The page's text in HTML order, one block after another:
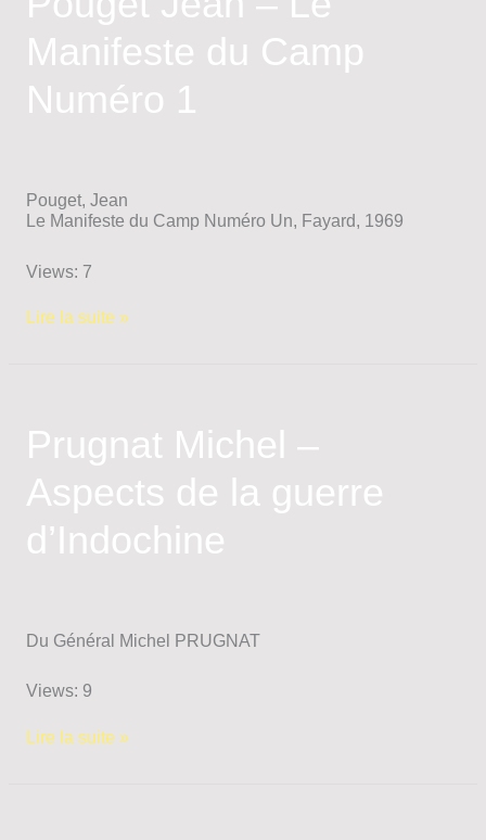
Algérie
Manifeste du Camp
Numéro 1
Pouget, Jean
Le Manifeste du Camp Numéro Un, Fayard, 1969
Views: 7
Pouget
Camp
Numéro
Lire la suite »
Prugnat Michel –
Aspects de la guerre
d’Indochine
Du Général Michel PRUGNAT
Views: 9
Prugnat
Lire la suite »